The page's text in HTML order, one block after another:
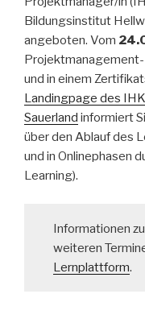
Bildungsinstitut
angeboten. Vom
und in einem
Landingpage des
Sauerland informiert
über den Ablauf des
und in Onlinephasen
Learning).
Informationen
weiteren
Lernplattform.